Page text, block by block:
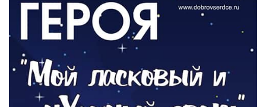
03.08.2026